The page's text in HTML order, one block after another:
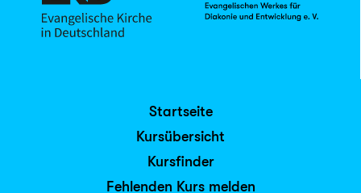
Startseite
Kursübersicht
Kursfinder
Fehlenden Kurs melden